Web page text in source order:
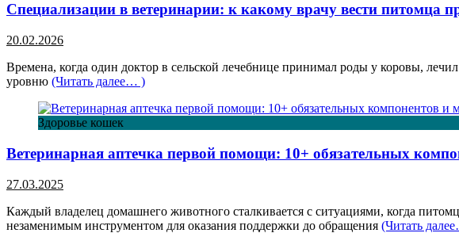
Специализации в ветеринарии: к какому врачу вести питомца
20.02.2026
Времена, когда один доктор в сельской лечебнице принимал роды у коровы,
уровню (Читать далее… )
Здоровье кошек
Ветеринарная аптечка первой помощи: 10+ обязательных
27.03.2025
Каждый владелец домашнего животного сталкивается с ситуациями, когда
незаменимым инструментом для оказания поддержки до обращения (Читать